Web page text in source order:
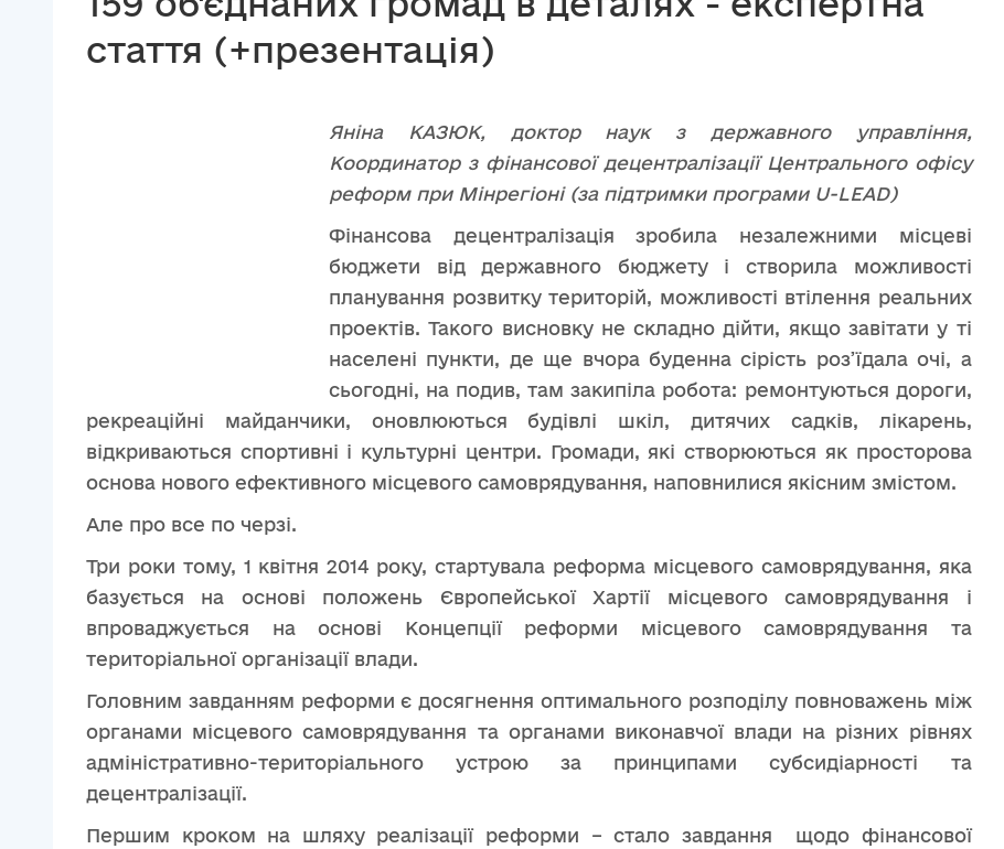
стаття (+презентація)
Яніна КАЗЮК, доктор наук з державного управління,
Координатор з фінансової децентралізації Центрального офісу
реформ при Мінрегіоні (за підтримки програми U-LEAD)
Фінансова децентралізація зробила незалежними місцеві
бюджети від державного бюджету і створила можливості
планування розвитку територій, можливості втілення реальних
проектів. Такого висновку не складно дійти, якщо завітати у ті
населені пункти, де ще вчора буденна сірість роз’їдала очі, а
сьогодні, на подив, там закипіла робота: ремонтуються дороги,
рекреаційні майданчики, оновлюються будівлі шкіл, дитячих садків, лікарень,
відкриваються спортивні і культурні центри. Громади, які створюються як просторова
основа нового ефективного місцевого самоврядування, наповнилися якісним змістом.
Але про все по черзі.
Три роки тому, 1 квітня 2014 року, стартувала реформа місцевого самоврядування, яка
базується на основі положень Європейської Хартії місцевого самоврядування і
впроваджується на основі Концепції реформи місцевого самоврядування та
територіальної організації влади.
Головним завданням реформи є досягнення оптимального розподілу повноважень між
органами місцевого самоврядування та органами виконавчої влади на різних рівнях
адміністративно-територіального устрою за принципами субсидіарності та
децентралізації.
Першим кроком на шляху реалізації реформи – стало завдання щодо фінансової